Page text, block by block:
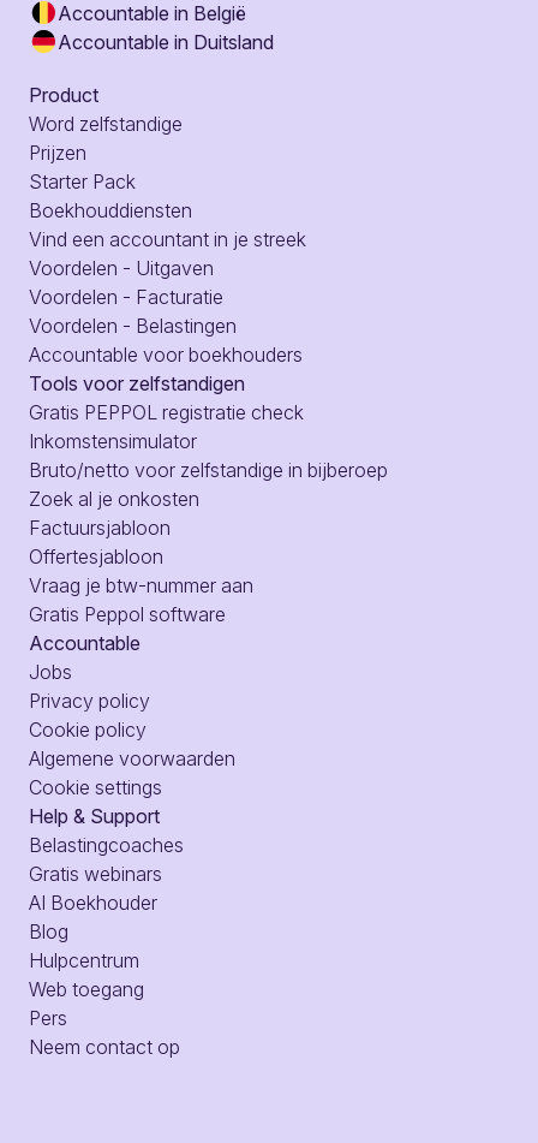
Accountable in België
Accountable in Duitsland
Product
Word zelfstandige
Prijzen
Starter Pack
Boekhouddiensten
Vind een accountant in je streek
Voordelen - Uitgaven
Voordelen - Facturatie
Voordelen - Belastingen
Accountable voor boekhouders
Tools voor zelfstandigen
Gratis PEPPOL registratie check
Inkomstensimulator
Bruto/netto voor zelfstandige in bijberoep
Zoek al je onkosten
Factuursjabloon
Offertesjabloon
Vraag je btw-nummer aan
Gratis Peppol software
Accountable
Jobs
Privacy policy
Cookie policy
Algemene voorwaarden
Cookie settings
Help & Support
Belastingcoaches
Gratis webinars
AI Boekhouder
Blog
Hulpcentrum
Web toegang
Pers
Neem contact op